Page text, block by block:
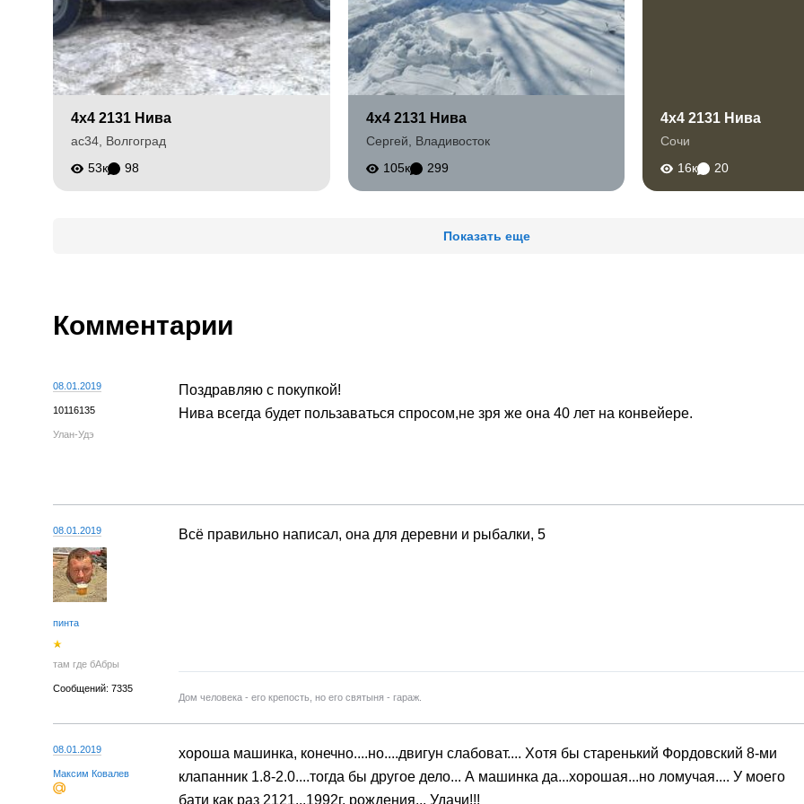
4x4 2131 Нива
ac34, Волгоград
53к
98
4x4 2131 Нива
Сергей, Владивосток
105к
299
4x4 2131 Нива
Сочи
16к
20
Показать еще
Комментарии
08.01.2019
10116135
Улан-Удэ
Поздравляю с покупкой!
Нива всегда будет пользаваться спросом,не зря же она 40 лет на конвейере.
08.01.2019
пинта
там где бАбры
Сообщений: 7335
Всё правильно написал, она для деревни и рыбалки, 5
Дом человека - его крепость, но его святыня - гараж.
08.01.2019
Максим Ковалев
хороша машинка, конечно....но....двигун слабоват.... Хотя бы старенький Фордовский 8-ми
клапанник 1.8-2.0....тогда бы другое дело... А машинка да...хорошая...но ломучая.... У моего
бати как раз 2121...1992г. рождения... Удачи!!!